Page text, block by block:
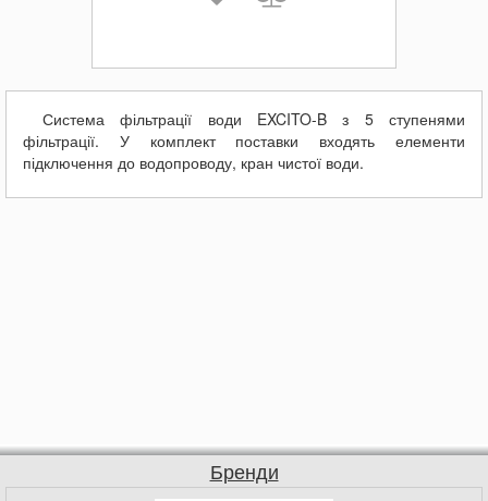
Система фільтрації води EXCITO-B з 5 ступенями
фільтрації. У комплект поставки входять елементи
підключення до водопроводу, кран чистої води.
Бренди